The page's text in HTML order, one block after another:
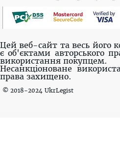
Цей веб-сайт та весь його
є об'єктами авторського
використання покупцем.
Несанкціоноване
права захищено.
© 2018-2024 UkrLegist